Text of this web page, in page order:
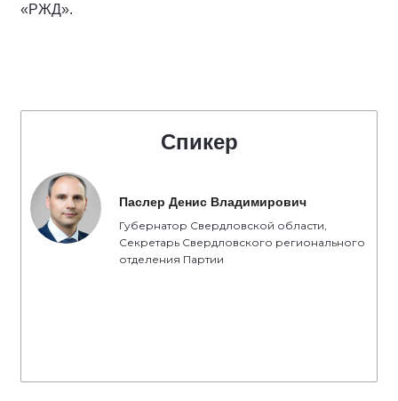
«РЖД».
Спикер
Паслер Денис Владимирович
Губернатор Свердловской области,
Секретарь Свердловского регионального
отделения Партии